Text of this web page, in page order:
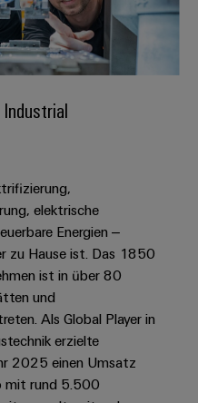
elektrische
Energien –
zu Hause ist. Das 1850
ist in über 80
und
Als Global Player in
erzielte
2025 einen Umsatz
mit rund 5.500